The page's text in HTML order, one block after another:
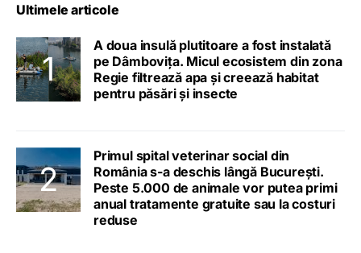
Ultimele articole
A doua insulă plutitoare a fost instalată
pe Dâmbovița. Micul ecosistem din zona
Regie filtrează apa și creează habitat
pentru păsări și insecte
Primul spital veterinar social din
România s-a deschis lângă București.
Peste 5.000 de animale vor putea primi
anual tratamente gratuite sau la costuri
reduse